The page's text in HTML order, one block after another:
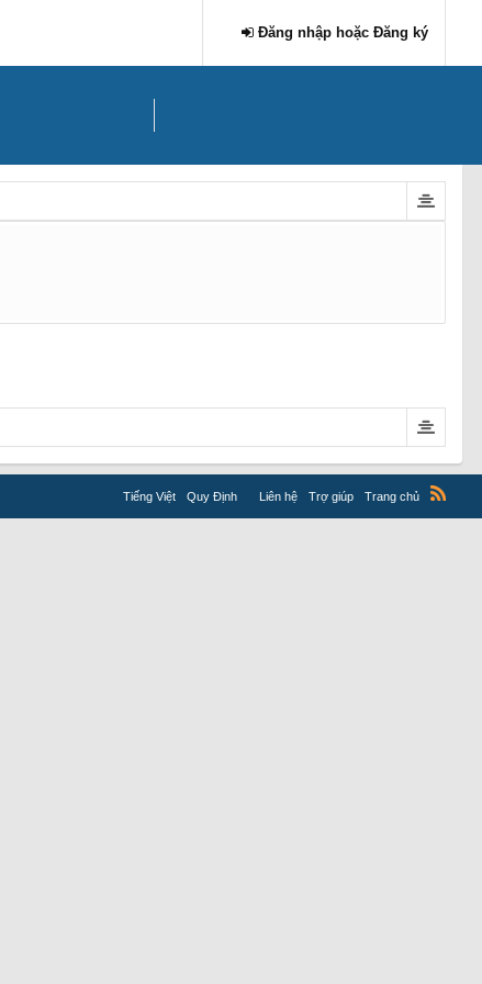
Đăng nhập hoặc Đăng ký
Tiếng Việt Quy Định Liên hệ Trợ giúp Trang chủ